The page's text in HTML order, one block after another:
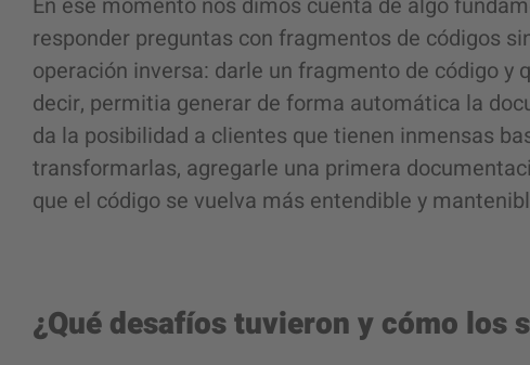
responder preguntas con fragmentos de códigos
operación inversa: darle un fragmento de código y
decir, permitia generar de forma automática la
da la posibilidad a clientes que tienen inmensas
transformarlas, agregarle una primera
que el código se vuelva más entendible y
¿Qué desafíos tuvieron y cómo los